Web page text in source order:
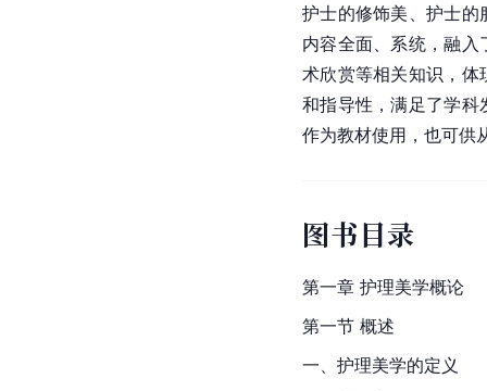
护士的修饰美、护士的
内容全面、系统，融
术欣赏等相关知识，体
和指导性，满足了学科
作为教材使用，也可供
图书目录
第一章 护理美学概论
第一节 概述
一、护理美学的定义